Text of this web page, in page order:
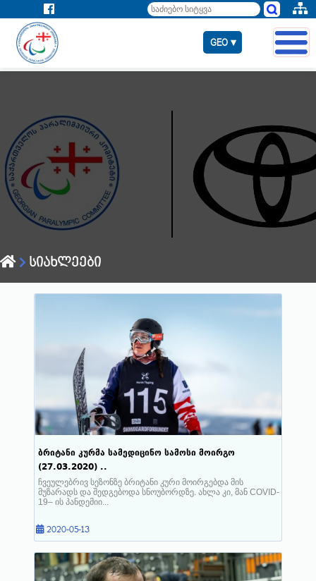
GEO ▾
სიახლეები
ბრიტანი კურმა სამედიცინო სამოსი მოირგო
(27.03.2020) ..
ჩვეულებრივ სეზონზე ბრიტანი კური მოირგებდა მის
მუზარადს და შედგებოდა სნოუბორდზე. ახლა კი, მან COVID-
19– ის პანდემიი...
2020-05-13